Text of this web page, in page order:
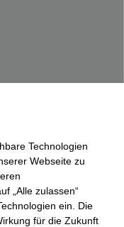
Technologien
Webseite zu
„Alle zulassen“
ein. Die
für die Zukunft